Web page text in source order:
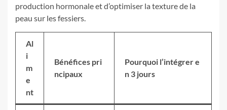
production hormonale et d’optimiser la texture de la
peau sur les fessiers.
Al
i
m
e
nt
Bénéfices pri
ncipaux
Pourquoi l’intégrer e
n 3 jours